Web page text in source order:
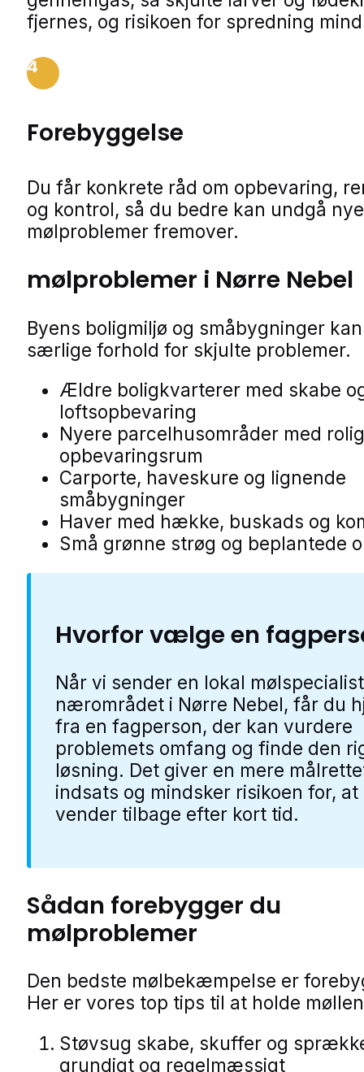
fjernes, og risikoen for spredning
4
Forebyggelse
Du får konkrete råd om opbevaring,
og kontrol, så du bedre kan undgå nye
mølproblemer fremover.
mølproblemer i Nørre Nebel
Byens boligmiljø og småbygninger
særlige forhold for skjulte problemer.
Ældre boligkvarterer med skabe
loftsopbevaring
Nyere parcelhusområder med
opbevaringsrum
Carporte, haveskure og lignende
småbygninger
Haver med hække, buskads og
Små grønne strøg og beplantede
Hvorfor vælge en
Når vi sender en lokal
nærområdet i Nørre Nebel, får du
fra en fagperson, der kan vurdere
problemets omfang og finde den
løsning. Det giver en mere
indsats og mindsker risikoen for, at
vender tilbage efter kort tid.
Sådan forebygger du
mølproblemer
Den bedste mølbekæmpelse er
Her er vores top tips til at holde
Støvsug skabe, skuffer og
grundigt og regelmæssigt